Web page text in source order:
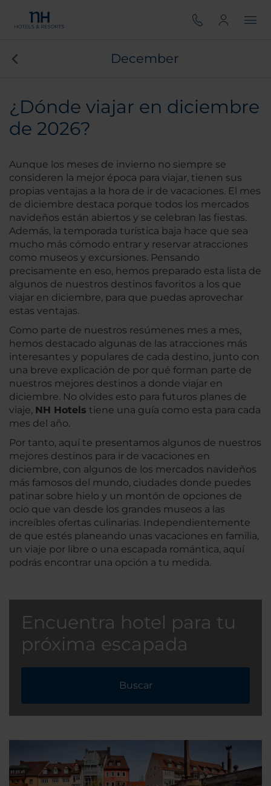
December
¿Dónde viajar en diciembre
de 2026?
Aunque los meses de invierno no siempre se
consideren la mejor época para viajar, tienen sus
propias ventajas a la hora de ir de vacaciones. El mes
de diciembre destaca porque todos los mercados
navideños están abiertos y se celebran las fiestas.
Además, la temporada turística baja hace que sea
mucho más cómodo entrar y reservar atracciones
como museos y excursiones. Pensando
precisamente en eso, hemos preparado esta lista de
algunos de nuestros destinos favoritos a los que
viajar en diciembre, para que puedas aprovechar
estas ventajas.
Como parte de nuestros resúmenes mes a mes,
hemos destacado algunas de las atracciones más
interesantes y populares de cada destino, junto con
una breve explicación de por qué forman parte de
nuestros mejores destinos a donde viajar en
diciembre. No olvides esto para futuros planes de
viaje, NH Hotels tiene una guía como esta para cada
mes del año.
Por tanto, aquí te presentamos algunos de nuestros
mejores destinos para ir de vacaciones en
diciembre, con algunos de los mercados navideños
más famosos del mundo, ciudades donde puedes
patinar sobre hielo y un montón de opciones de
ocio que van desde los grandes museos a las
increíbles ofertas culinarias. Independientemente
de que estés planeando unas vacaciones en familia,
un viaje por libre o una escapada romántica, aquí
podrás encontrar una opción a tu medida.
Encuentra hotel para tu
próxima escapada
Buscar